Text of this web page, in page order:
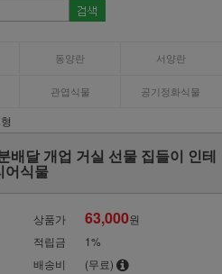
동양란 서양란
관엽식물 공기정화식물
배달 개업 거실 선물 집들이 인테
어식물
상품가 63,000원
적립금
1%
배송비
(무료)